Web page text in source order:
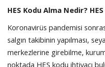
HES Kodu Alma Nedir?
Koronavirüs pandemisi
salgın takibinin yapılması,
merkezlerine girebilme,
noktada HES kodu ihtiyacı